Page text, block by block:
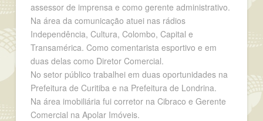
assessor de imprensa e como gerente administrativo.
Na área da comunicação atuei nas rádios
Independência, Cultura, Colombo, Capital e
Transamérica. Como comentarista esportivo e em
duas delas como Diretor Comercial.
No setor público trabalhei em duas oportunidades na
Prefeitura de Curitiba e na Prefeitura de Londrina.
Na área imobiliária fui corretor na Cibraco e Gerente
Comercial na Apolar Imóveis.